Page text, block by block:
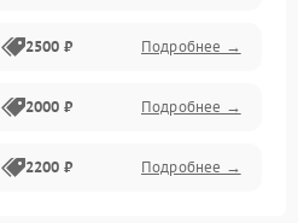
2500 ₽ Подробнее →
2000 ₽ Подробнее →
2200 ₽ Подробнее →